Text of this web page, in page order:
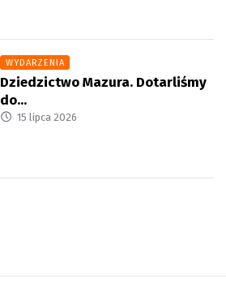
WYDARZENIA
Dziedzictwo Mazura. Dotarliśmy
do...
15 lipca 2026